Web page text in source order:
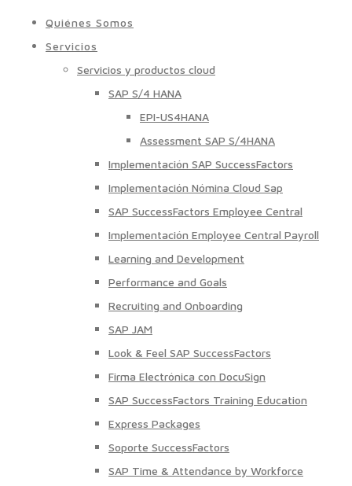
Quiénes Somos
Servicios
Servicios y productos cloud
SAP S/4 HANA
EPI-US4HANA
Assessment SAP S/4HANA
Implementación SAP SuccessFactors
Implementación Nómina Cloud Sap
SAP SuccessFactors Employee Central
Implementación Employee Central Payroll
Learning and Development
Performance and Goals
Recruiting and Onboarding
SAP JAM
Look & Feel SAP SuccessFactors
Firma Electrónica con DocuSign
SAP SuccessFactors Training Education
Express Packages
Soporte SuccessFactors
SAP Time & Attendance by Workforce